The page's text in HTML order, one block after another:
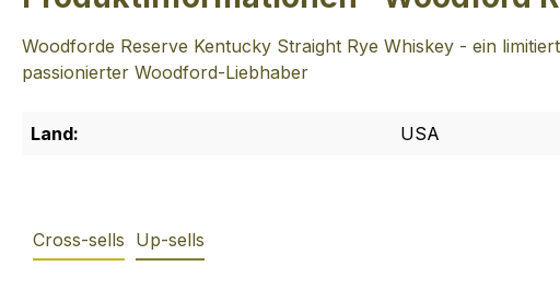
Woodforde Reserve Kentucky Straight Rye Whiskey - ein
passionierter Woodford-Liebhaber
Land: USA
Cross-sells Up-sells